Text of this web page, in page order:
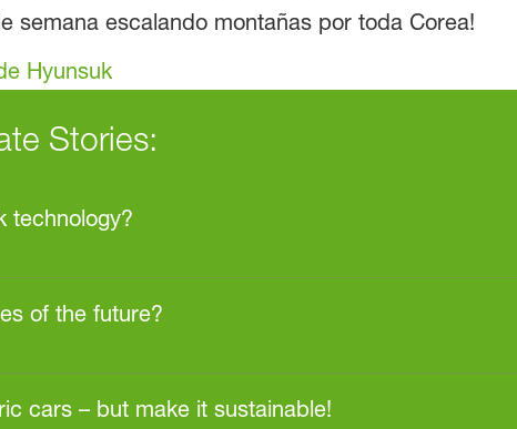
semana escalando montañas por toda Corea!
Hyunsuk
Stories:
technology?
of the future?
cars – but make it sustainable!